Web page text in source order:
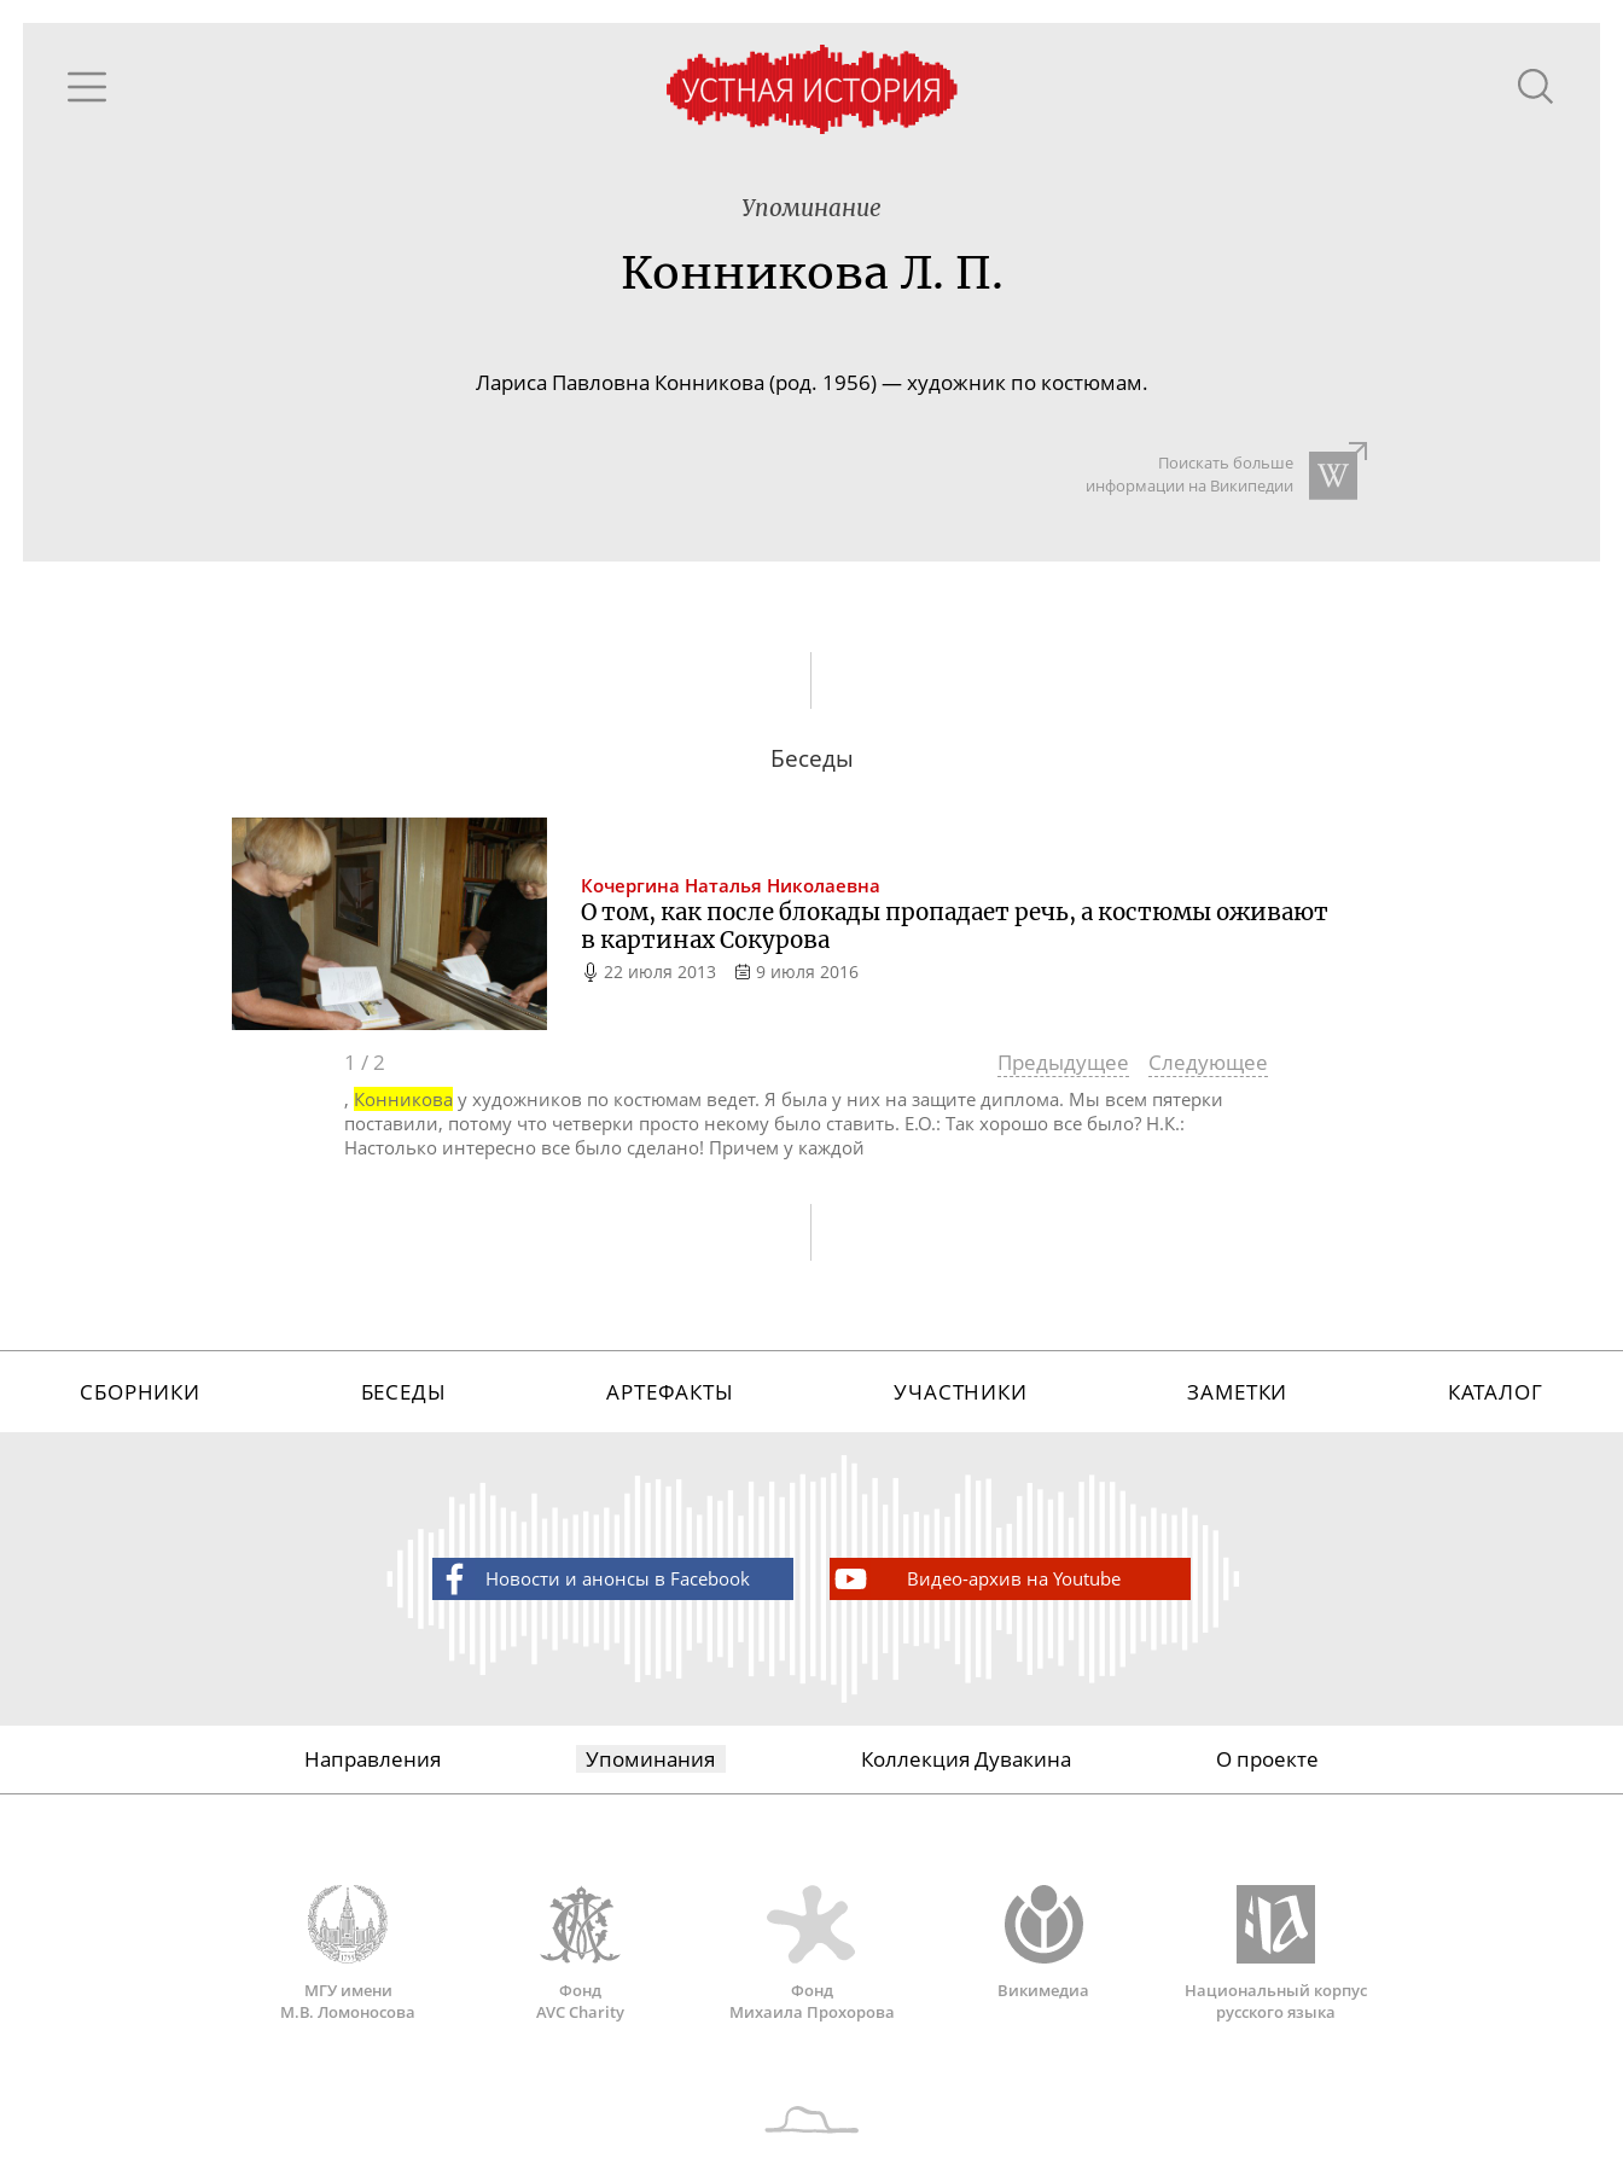
Упоминание
Конникова Л. П.
Лариса Павловна Конникова (род. 1956) — художник по костюмам.
Поискать больше
информации на Википедии
Беседы
Кочергина Наталья Николаевна
О том, как после блокады пропадает речь, а костюмы оживают
в картинах Сокурова
22 июля 2013 9 июля 2016
1 / 2 Предыдущее Следующее
, Конникова у художников по костюмам ведет. Я была у них на защите диплома. Мы всем пятерки
поставили, потому что четверки просто некому было ставить. Е.О.: Так хорошо все было? Н.К.:
Настолько интересно все было сделано! Причем у каждой
СБОРНИКИ БЕСЕДЫ АРТЕФАКТЫ УЧАСТНИКИ ЗАМЕТКИ КАТАЛОГ
Новости и анонсы в Facebook Видео-архив на Youtube
Направления Упоминания Коллекция Дувакина О проекте
МГУ имени
М.В. Ломоносова
Фонд
AVC Charity
Фонд
Михаила Прохорова
Викимедиа
Национальный корпус
русского языка